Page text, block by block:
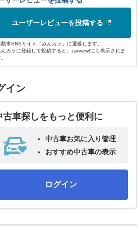
ユーザーレビューを投稿する
車SNSサイト「みんカラ」に遷移します。
んカラに登録して投稿すると、carview!にも表示されま
イン
古車探しをもっと便利に
中古車お気に入り管理
おすすめ中古車の表示
ログイン